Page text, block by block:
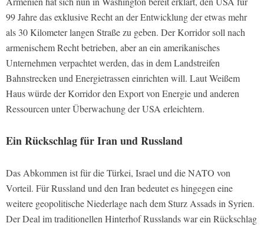
99 Jahre das exklusive Recht an der Entwicklung der etwas mehr
als 30 Kilometer langen Straße zu geben. Der Korridor soll nach
armenischem Recht betrieben, aber an ein amerikanisches
Unternehmen verpachtet werden, das in dem Landstreifen
Bahnstrecken und Energietrassen einrichten will. Laut Weißem
Haus würde der Korridor den Export von Energie und anderen
Ressourcen unter Überwachung der USA erleichtern.
Ein Rückschlag für Iran und Russland
Das Abkommen ist für die Türkei, Israel und die NATO von
Vorteil. Für Russland und den Iran bedeutet es hingegen eine
weitere geopolitische Niederlage nach dem Sturz Assads in Syrien.
Der Deal im traditionellen Hinterhof Russlands war ein Rückschlag